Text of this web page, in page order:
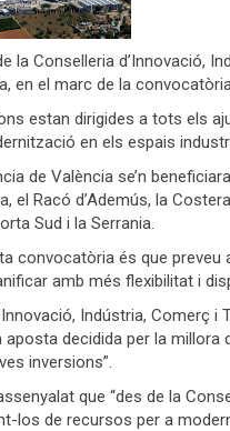
la Conselleria d’Innovació,
en el marc de la
estan dirigides a tots els
en els espais
de València se’n
el Racó d’Ademús, la
Sud i la Serrania.
convocatòria és que
amb més flexibilitat i
Indústria, Comerç i
aposta decidida per la
inversions”.
que “des de la
los de recursos per a